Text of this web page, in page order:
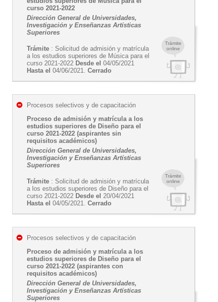
Trámite
online
curso 2021-2022
Dirección General de Universidades,
Investigación y Enseñanzas Artísticas
Superiores
Trámite : Solicitud de admisión y matrícula
a los estudios superiores de Música para el
curso 2021-2022 Desde el 04/05/2021
Hasta el 04/06/2021. Cerrado
Trámite
online
Procesos selectivos y de capacitación
Proceso de admisión y matrícula a los
estudios superiores de Diseño para el
curso 2021-2022 (aspirantes sin
requisitos académicos)
Dirección General de Universidades,
Investigación y Enseñanzas Artísticas
Superiores
Trámite : Solicitud de admisión y matrícula
a los estudios superiores de Diseño para el
curso 2021-2022 Desde el 20/04/2021
Hasta el 04/05/2021. Cerrado
Procesos selectivos y de capacitación
Proceso de admisión y matrícula a los
estudios superiores de Diseño para el
curso 2021-2022 (aspirantes con
requisitos académicos)
Dirección General de Universidades,
Investigación y Enseñanzas Artísticas
Superiores